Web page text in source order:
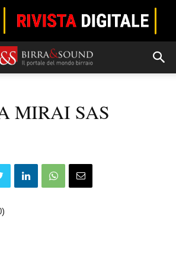
MIRAI SAS